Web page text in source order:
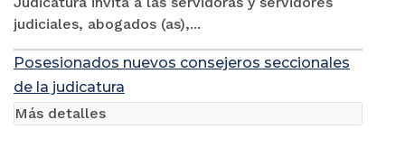
Bogotá D.C., 05 de junio de 2026.
(@Judicaturacsj). El Consejo Superior de la
Judicatura invita a las servidoras y servidores
judiciales, abogados (as),...